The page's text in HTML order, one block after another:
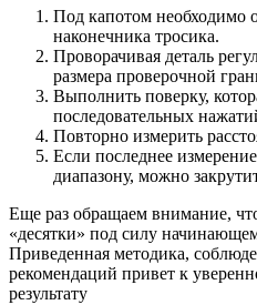
Под капотом необходимо
наконечника тросика.
Проворачивая деталь
размера проверочной
Выполнить поверку,
последовательных
Повторно измерить
Если последнее
диапазону, можно
Еще раз обращаем внимание,
«десятки» под силу
Приведенная методика,
рекомендаций привет к
результату